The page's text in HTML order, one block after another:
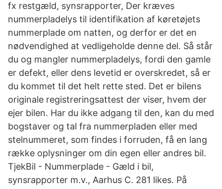
fx restgæld, synsrapporter, Der kræves
nummerpladelys til identifikation af køretøjets
nummerplade om natten, og derfor er det en
nødvendighed at vedligeholde denne del. Så står
du og mangler nummerpladelys, fordi den gamle
er defekt, eller dens levetid er overskredet, så er
du kommet til det helt rette sted. Det er bilens
originale registreringsattest der viser, hvem der
ejer bilen. Har du ikke adgang til den, kan du med
bogstaver og tal fra nummerpladen eller med
stelnummeret, som findes i forruden, få en lang
række oplysninger om din egen eller andres bil.
TjekBil - Nummerplade - Gæld i bil,
synsrapporter m.v., Aarhus C. 281 likes. På